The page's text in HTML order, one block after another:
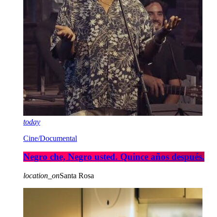
today
Cine/Documental
Negro che, Negro usted. Quince años después.
location_onSanta Rosa